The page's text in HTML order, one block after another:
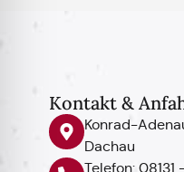
Kontakt &
Konrad-
Dachau
Telefon: 08131